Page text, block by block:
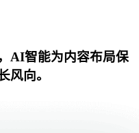
AI智能为内容布局保
风向。